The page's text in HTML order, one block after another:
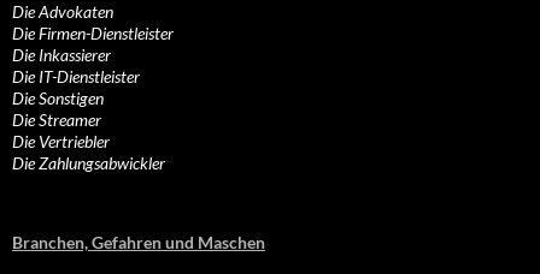
Die Advokaten
Die Firmen-Dienstleister
Die Inkassierer
Die IT-Dienstleister
Die Sonstigen
Die Streamer
Die Vertriebler
Die Zahlungsabwickler
Branchen, Gefahren und Maschen